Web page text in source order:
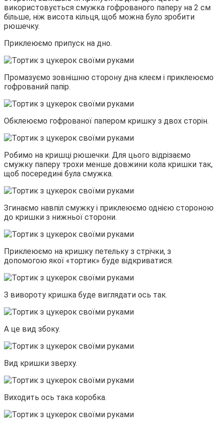
використовується смужка гофрованого паперу на 2 см
більше, ніж висота кільця, щоб можна було зробити
рюшечку.
Приклеюємо припуск на дно.
Промазуємо зовнішню сторону дна клеєм і приклеюємо
гофрований папір.
Обклеюємо гофрованої папером кришку з двох сторін.
Робимо на кришці рюшечки. Для цього відрізаємо
смужку паперу трохи менше довжини кола кришки так,
щоб посередині була смужка.
Згинаємо навпіл смужку і приклеюємо однією стороною
до кришки з нижньої сторони.
Приклеюємо на кришку петельку з стрічки, з
допомогою якої «тортик» буде відкриватися.
З вивороту кришка буде виглядати ось так.
А це вид збоку.
Вид кришки зверху.
Виходить ось така коробка.